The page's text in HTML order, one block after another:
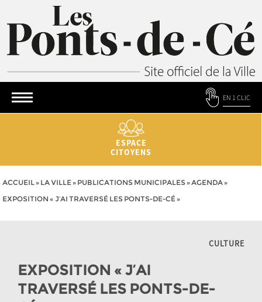
EN 1 CLIC
ESPACE
CITOYENS
ACCUEIL» LA VILLE» PUBLICATIONS MUNICIPALES»AGENDA»
EXPOSITION « J’AI TRAVERSÉ LES PONTS-DE-CÉ »
CULTURE
EXPOSITION « J’AI
TRAVERSÉ LES PONTS-DE-